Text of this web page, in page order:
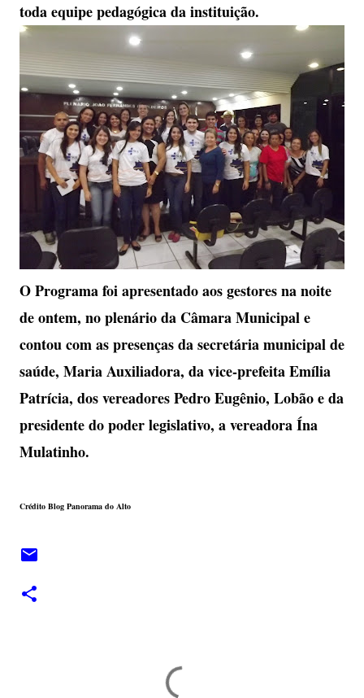
toda equipe pedagógica da instituição.
O Programa foi apresentado aos gestores na noite
de ontem, no plenário da Câmara Municipal e
contou com as presenças da secretária municipal de
saúde, Maria Auxiliadora, da vice-prefeita Emília
Patrícia, dos vereadores Pedro Eugênio, Lobão e da
presidente do poder legislativo, a vereadora Ína
Mulatinho.
Crédito Blog Panorama do Alto